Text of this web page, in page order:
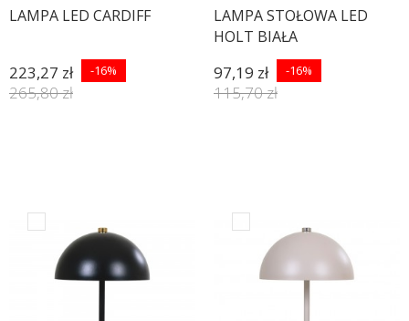
LAMPA LED CARDIFF
223,27 zł -16%
265,80 zł
LAMPA STOŁOWA LED
HOLT BIAŁA
97,19 zł -16%
115,70 zł